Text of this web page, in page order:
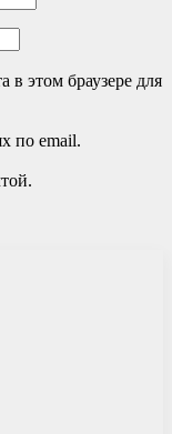
в этом браузере для
по email.